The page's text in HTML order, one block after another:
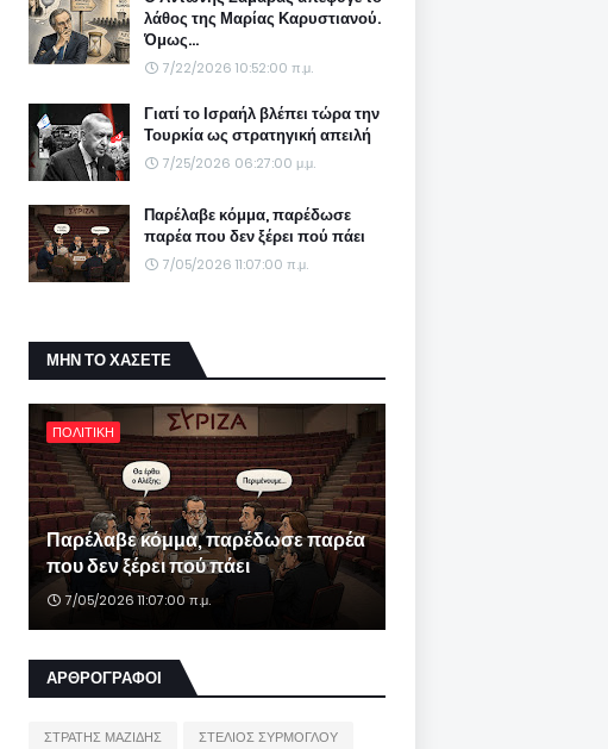
λάθος της Μαρίας Καρυστιανού.
Όμως...
7/22/2026 10:52:00 π.μ.
Γιατί το Ισραήλ βλέπει τώρα την
Τουρκία ως στρατηγική απειλή
7/25/2026 06:27:00 μ.μ.
Παρέλαβε κόμμα, παρέδωσε
παρέα που δεν ξέρει πού πάει
7/05/2026 11:07:00 π.μ.
ΜΗΝ ΤΟ ΧΑΣΕΤΕ
ΠΟΛΙΤΙΚΗ
Παρέλαβε κόμμα, παρέδωσε παρέα
που δεν ξέρει πού πάει
7/05/2026 11:07:00 π.μ.
ΑΡΘΡΟΓΡΑΦΟΙ
ΣΤΡΑΤΗΣ ΜΑΖΙΔΗΣ
ΣΤΕΛΙΟΣ ΣΥΡΜΟΓΛΟΥ